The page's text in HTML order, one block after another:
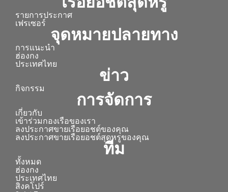
เรือยอชต์สุดหรู
รายการประกาศ
เฟรเซอร์
จุดหมายปลายทาง
การแนะนำ
ฮ่องกง
ประเทศไทย
ข่าว
กิจกรรม
การจัดการ
เกี่ยวกับ
เข้าร่วมกองเรือของเรา
ลงประกาศขายเรือยอชต์ของคุณ
ลงประกาศขายเรือยอชต์สุดหรูของคุณ
ทีม
ทั้งหมด
ฮ่องกง
ประเทศไทย
สิงคโปร์